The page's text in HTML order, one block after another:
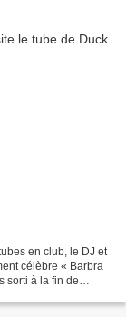
en club, le DJ et
célèbre « Barbra
sorti à la fin de